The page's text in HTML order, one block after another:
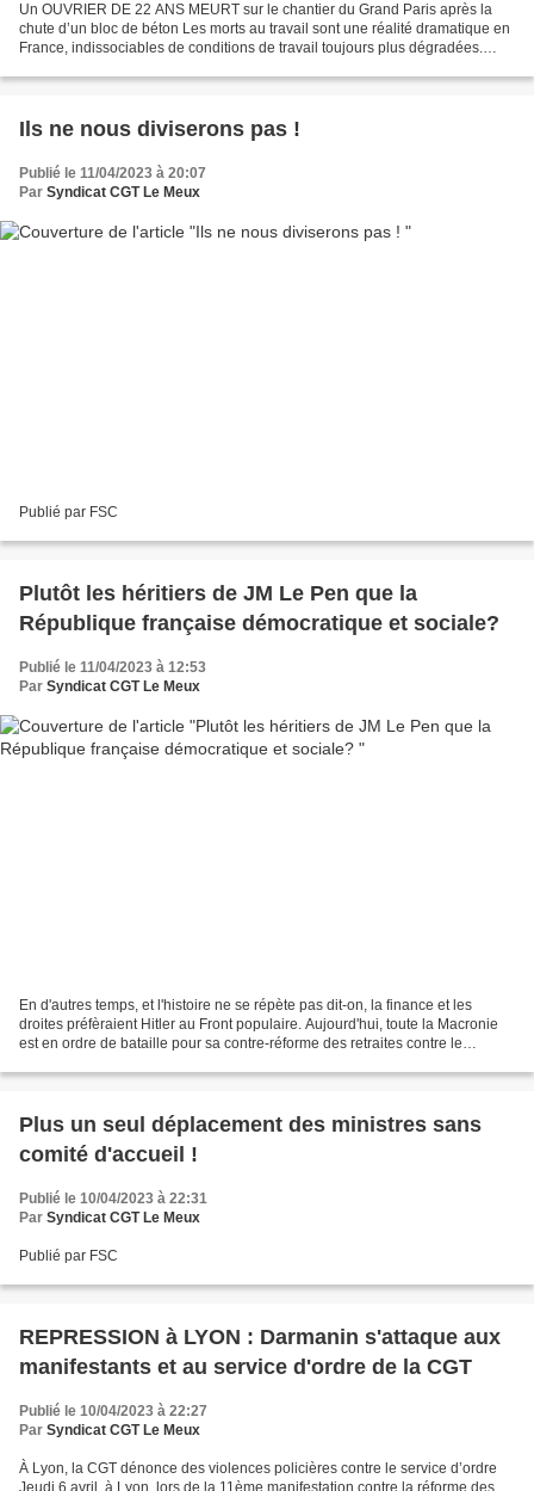
Un OUVRIER DE 22 ANS MEURT sur le chantier du Grand Paris après la
chute d’un bloc de béton Les morts au travail sont une réalité dramatique en
France, indissociables de conditions de travail toujours plus dégradées.
Ils ne nous diviserons pas !
Publié le 11/04/2023 à 20:07
Par Syndicat CGT Le Meux
Publié par FSC
Plutôt les héritiers de JM Le Pen que la
République française démocratique et sociale?
Publié le 11/04/2023 à 12:53
Par Syndicat CGT Le Meux
En d'autres temps, et l'histoire ne se répète pas dit-on, la finance et les
droites préfèraient Hitler au Front populaire. Aujourd'hui, toute la Macronie
est en ordre de bataille pour sa contre-réforme des retraites contre le
Plus un seul déplacement des ministres sans
comité d'accueil !
Publié le 10/04/2023 à 22:31
Par Syndicat CGT Le Meux
Publié par FSC
REPRESSION à LYON : Darmanin s'attaque aux
manifestants et au service d'ordre de la CGT
Publié le 10/04/2023 à 22:27
Par Syndicat CGT Le Meux
À Lyon, la CGT dénonce des violences policières contre le service d’ordre
Jeudi 6 avril, à Lyon, lors de la 11ème manifestation contre la réforme des